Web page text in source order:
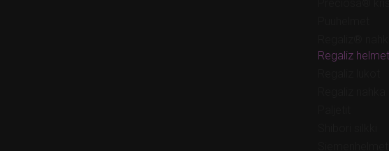
Regaliz helmet